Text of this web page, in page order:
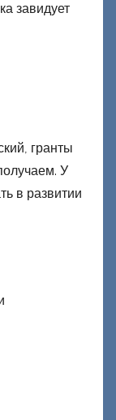
завидует
гранты
У
в развитии